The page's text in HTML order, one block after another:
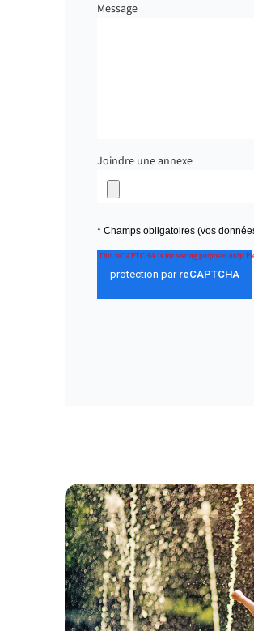
Message
Joindre une annexe
* Champs obligatoires (vos